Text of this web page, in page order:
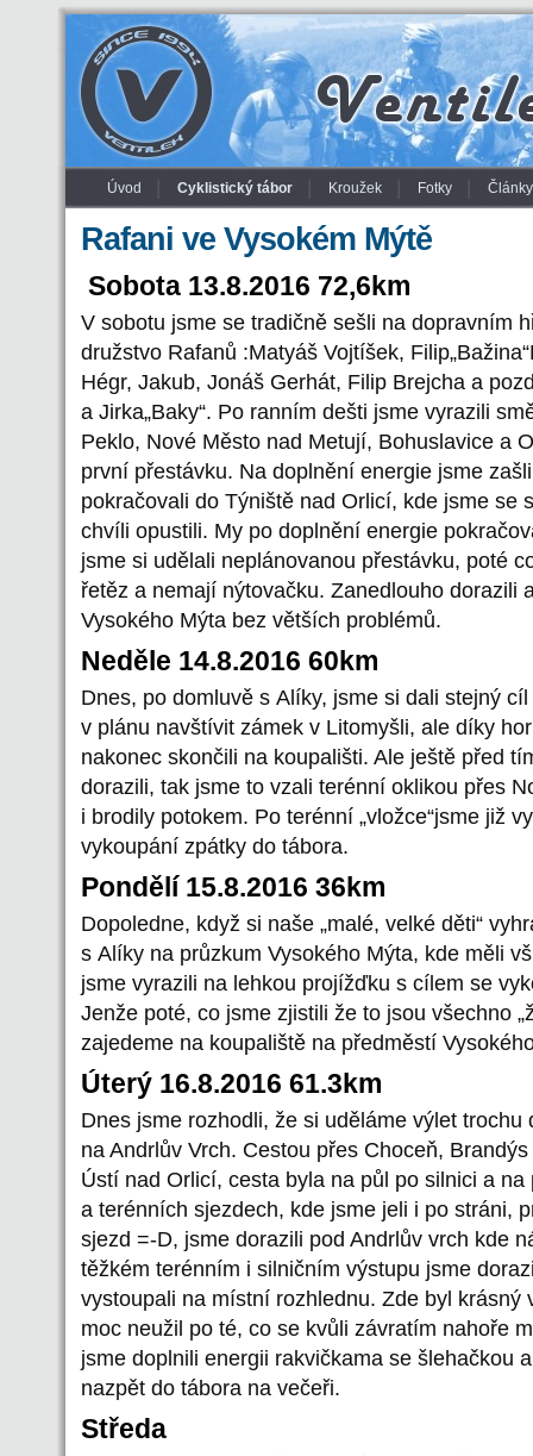
Úvod Cyklistický tábor Kroužek Fotky Články
Rafani ve Vysokém Mýtě
Sobota 13.8.2016 72,6km
V sobotu jsme se tradičně sešli na dopravním
družstvo Rafanů :Matyáš Vojtíšek,
Hégr, Jakub, Jonáš Gerhát, Filip Brejcha a
a Jirka„Baky“. Po ranním dešti jsme vyrazili
Peklo, Nové Město nad Metují, Bohuslavice a
první přestávku. Na doplnění energie jsme
pokračovali do Týniště nad Orlicí, kde jsme se
chvíli opustili. My po doplnění energie
jsme si udělali neplánovanou přestávku, poté
řetěz a nemají nýtovačku. Zanedlouho dorazili
Vysokého Mýta bez větších problémů.
Neděle 14.8.2016 60km
Dnes, po domluvě s Alíky, jsme si dali stejný
v plánu navštívit zámek v Litomyšli, ale díky
nakonec skončili na koupališti. Ale ještě před
dorazili, tak jsme to vzali terénní oklikou přes
i brodily potokem. Po terénní „vložce“jsme již
vykoupání zpátky do tábora.
Pondělí 15.8.2016 36km
Dopoledne, když si naše „malé, velké děti“
s Alíky na průzkum Vysokého Mýta, kde měli
jsme vyrazili na lehkou projížďku s cílem se
Jenže poté, co jsme zjistili že to jsou všechno
zajedeme na koupaliště na předměstí
Úterý 16.8.2016 61.3km
Dnes jsme rozhodli, že si uděláme výlet
na Andrlův Vrch. Cestou přes Choceň,
Ústí nad Orlicí, cesta byla na půl po silnici a
a terénních sjezdech, kde jsme jeli i po stráni,
sjezd =-D, jsme dorazili pod Andrlův vrch kde
těžkém terénním i silničním výstupu jsme
vystoupali na místní rozhlednu. Zde byl krásný
moc neužil po té, co se kvůli závratím nahoře
jsme doplnili energii rakvičkama se šlehačkou
nazpět do tábora na večeři.
Středa